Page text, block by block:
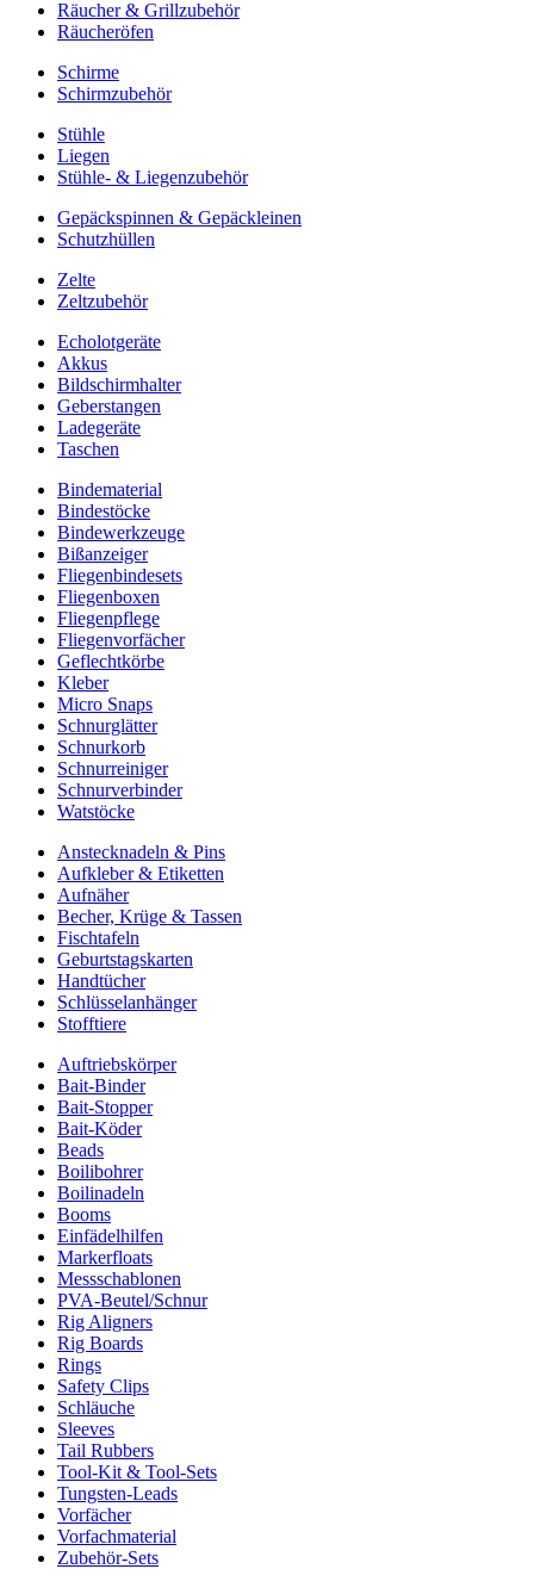
Räucher & Grillzubehör
Räucheröfen
Schirme
Schirmzubehör
Stühle
Liegen
Stühle- & Liegenzubehör
Gepäckspinnen & Gepäckleinen
Schutzhüllen
Zelte
Zeltzubehör
Echolotgeräte
Akkus
Bildschirmhalter
Geberstangen
Ladegeräte
Taschen
Bindematerial
Bindestöcke
Bindewerkzeuge
Bißanzeiger
Fliegenbindesets
Fliegenboxen
Fliegenpflege
Fliegenvorfächer
Geflechtkörbe
Kleber
Micro Snaps
Schnurglätter
Schnurkorb
Schnurreiniger
Schnurverbinder
Watstöcke
Anstecknadeln & Pins
Aufkleber & Etiketten
Aufnäher
Becher, Krüge & Tassen
Fischtafeln
Geburtstagskarten
Handtücher
Schlüsselanhänger
Stofftiere
Auftriebskörper
Bait-Binder
Bait-Stopper
Bait-Köder
Beads
Boilibohrer
Boilinadeln
Booms
Einfädelhilfen
Markerfloats
Messschablonen
PVA-Beutel/Schnur
Rig Aligners
Rig Boards
Rings
Safety Clips
Schläuche
Sleeves
Tail Rubbers
Tool-Kit & Tool-Sets
Tungsten-Leads
Vorfächer
Vorfachmaterial
Zubehör-Sets